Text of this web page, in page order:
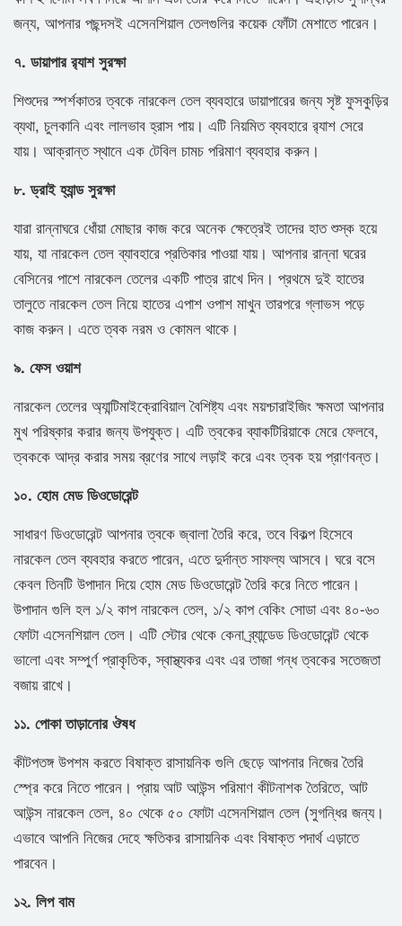
জন্য, আপনার পছন্দসই এসেনশিয়াল তেলগুলির কয়েক ফোঁটা মেশাতে পারেন।
৭. ডায়াপার র‍্যাশ সুরক্ষা
শিশুদের স্পর্শকাতর ত্বকে নারকেল তেল ব্যবহারে ডায়াপারের জন্য সৃষ্ট ফুসকুড়ির
ব্যথা, চুলকানি এবং লালভাব হ্রাস পায়। এটি নিয়মিত ব্যবহারে র‍্যাশ সেরে
যায়। আক্রান্ত স্থানে এক টেবিল চামচ পরিমাণ ব্যবহার করুন।
৮. ড্রাই হ্যান্ড সুরক্ষা
যারা রান্নাঘরে ধোঁয়া মোছার কাজ করে অনেক ক্ষেত্রেই তাদের হাত শুস্ক হয়ে
যায়, যা নারকেল তেল ব্যাবহারে প্রতিকার পাওয়া যায়। আপনার রান্না ঘরের
বেসিনের পাশে নারকেল তেলের একটি পাত্র রাখে দিন। প্রথমে দুই হাতের
তালুতে নারকেল তেল নিয়ে হাতের এপাশ ওপাশ মাখুন তারপরে গ্লাভস পড়ে
কাজ করুন। এতে ত্বক নরম ও কোমল থাকে।
৯. ফেস ওয়াশ
নারকেল তেলের অ্যান্টিমাইক্রোবিয়াল বৈশিষ্ট্য এবং ময়শ্চারাইজিং ক্ষমতা আপনার
মুখ পরিষ্কার করার জন্য উপযুক্ত। এটি ত্বকের ব্যাকটিরিয়াকে মেরে ফেলবে,
ত্বককে আদ্র করার সময় ব্রণের সাথে লড়াই করে এবং ত্বক হয় প্রাণবন্ত।
১০. হোম মেড ডিওডোরেন্ট
সাধারণ ডিওডোরেন্ট আপনার ত্বকে জ্বালা তৈরি করে, তবে বিকল্প হিসেবে
নারকেল তেল ব্যবহার করতে পারেন, এতে দুর্দান্ত সাফল্য আসবে। ঘরে বসে
কেবল তিনটি উপাদান দিয়ে হোম মেড ডিওডোরেন্ট তৈরি করে নিতে পারেন।
উপাদান গুলি হল ১/২ কাপ নারকেল তেল, ১/২ কাপ বেকিং সোডা এবং ৪০-৬০
ফোটা এসেনশিয়াল তেল। এটি স্টোর থেকে কেনা ব্র্যান্ডেড ডিওডোরেন্ট থেকে
ভালো এবং সম্পুর্ণ প্রাকৃতিক, স্বাস্থ্যকর এবং এর তাজা গন্ধ ত্বকের সতেজতা
বজায় রাখে।
১১. পোকা তাড়ানোর ঔষধ
কীটপতঙ্গ উপশম করতে বিষাক্ত রাসায়নিক গুলি ছেড়ে আপনার নিজের তৈরি
স্প্রে করে নিতে পারেন। প্রায় আট আউন্স পরিমাণ কীটনাশক তৈরিতে, আট
আউন্স নারকেল তেল, ৪০ থেকে ৫০ ফোটা এসেনশিয়াল তেল (সুগন্ধির জন্য।
এভাবে আপনি নিজের দেহে ক্ষতিকর রাসায়নিক এবং বিষাক্ত পদার্থ এড়াতে
পারবেন।
১২. লিপ বাম